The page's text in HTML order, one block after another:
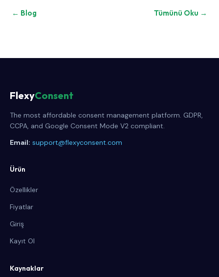
← Blog Tümünü Oku →
FlexyConsent
The most affordable consent management platform. GDPR,
CCPA, and Google Consent Mode V2 compliant.
Email: support@flexyconsent.com
Ürün
Özellikler
Fiyatlar
Giriş
Kayıt Ol
Kaynaklar